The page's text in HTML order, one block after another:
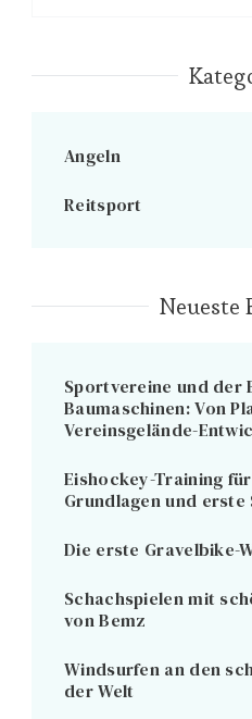
Angeln
Reitsport
Neueste
Sportvereine und der
Baumaschinen: Von
Vereinsgelände-
Eishockey-Training
Grundlagen und erste
Die erste Gravelbike-
Schachspielen mit
von Bemz
Windsurfen an den
der Welt